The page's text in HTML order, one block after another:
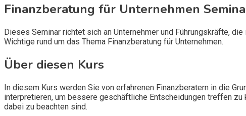
Finanzberatung für Unternehmen
Dieses Seminar richtet sich an Unternehmer und Führungskräfte,
Wichtige rund um das Thema Finanzberatung für Unternehmen.
Über diesen Kurs
In diesem Kurs werden Sie von erfahrenen Finanzberatern in die
interpretieren, um bessere geschäftliche Entscheidungen treffen
dabei zu beachten sind.